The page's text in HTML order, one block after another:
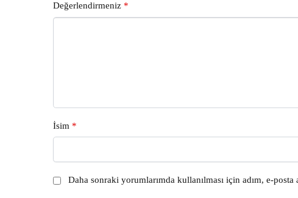
Değerlendirmeniz *
İsim *
Daha sonraki yorumlarımda kullanılması için adım, e-